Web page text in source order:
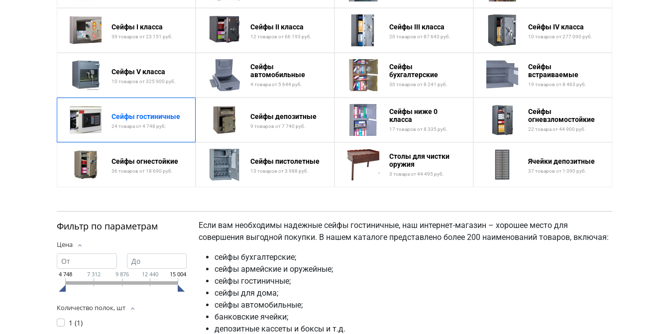
Сейфы I класса
39 товаров от 23 151 руб.
Сейфы II класса
12 товаров от 66 193 руб.
Сейфы III класса
20 товаров от 87 643 руб.
Сейфы IV класса
10 товаров от 277 090 руб.
Сейфы V класса
10 товаров от 325 900 руб.
Сейфы
автомобильные
4 товара от 5 644 руб.
Сейфы
бухгалтерские
30 товаров от 8 241 руб.
Сейфы
встраиваемые
19 товаров от 8 463 руб.
Сейфы гостиничные
24 товара от 4 748 руб.
Сейфы депозитные
9 товаров от 7 740 руб.
Сейфы ниже 0
класса
17 товаров от 8 335 руб.
Сейфы
огневзломостойкие
22 товара от 44 900 руб.
Сейфы огнестойкие
36 товаров от 18 690 руб.
Сейфы пистолетные
13 товаров от 3 988 руб.
Столы для чистки
оружия
3 товара от 44 495 руб.
Ячейки депозитные
37 товаров от 1 090 руб.
Фильтр по параметрам
Цена
4 748 7 312 9 876 12 440 15 004
Количество полок, шт
1 (1)
Если вам необходимы надежные сейфы гостиничные, наш интернет-магазин – хорошее место для
совершения выгодной покупки. В нашем каталоге представлено более 200 наименований товаров, включая:
сейфы бухгалтерские;
сейфы армейские и оружейные;
сейфы гостиничные;
сейфы для дома;
сейфы автомобильные;
банковские ячейки;
депозитные кассеты и боксы и т.д.